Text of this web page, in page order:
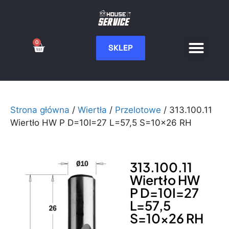
SKLEP
0
Strona główna / Wiertła / Przelotowe / 313.100.11
Wiertło HW P D=10I=27 L=57,5 S=10×26 RH
313.100.11
Wiertło HW
P D=10I=27
L=57,5
S=10×26 RH